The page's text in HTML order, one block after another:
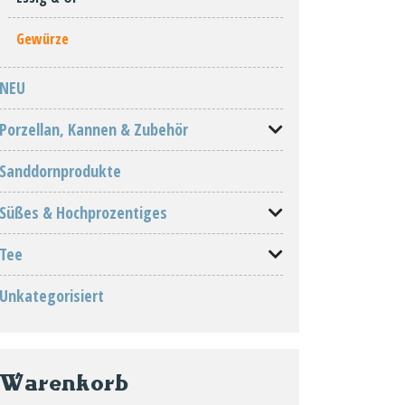
Gewürze
NEU
Porzellan, Kannen & Zubehör
Sanddornprodukte
Süßes & Hochprozentiges
Tee
Unkategorisiert
Warenkorb